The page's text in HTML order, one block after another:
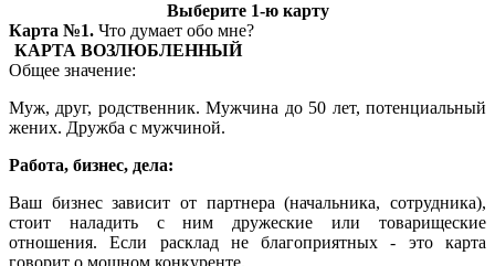
Выберите 1-ю карту
Карта №1. Что думает обо мне?
КАРТА ВОЗЛЮБЛЕННЫЙ
Общее значение:
Муж, друг, родственник. Мужчина до 50 лет, потенциальный
жених. Дружба с мужчиной.
Работа, бизнес, дела:
Ваш бизнес зависит от партнера (начальника, сотрудника),
стоит наладить с ним дружеские или товарищеские
отношения. Если расклад не благоприятных - это карта